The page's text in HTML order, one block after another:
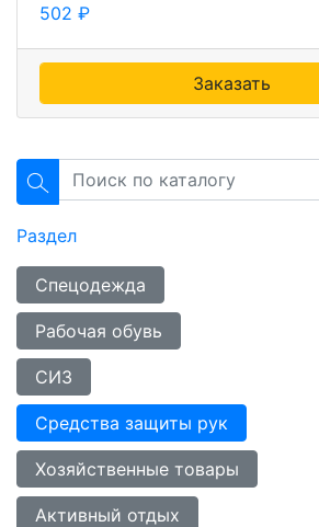
502 ₽
Заказать
Раздел
Спецодежда
Рабочая обувь
СИЗ
Средства защиты рук
Хозяйственные товары
Активный отдых